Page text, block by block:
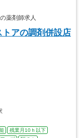
薬剤師求人
トアの調剤併設店
残業月10ｈ以下